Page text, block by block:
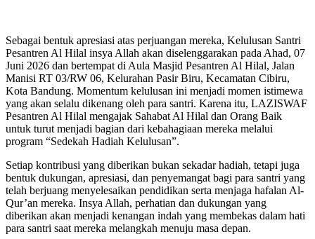
Sebagai bentuk apresiasi atas perjuangan mereka, Kelulusan Santri
Pesantren Al Hilal insya Allah akan diselenggarakan pada Ahad, 07
Juni 2026 dan bertempat di Aula Masjid Pesantren Al Hilal, Jalan
Manisi RT 03/RW 06, Kelurahan Pasir Biru, Kecamatan Cibiru,
Kota Bandung. Momentum kelulusan ini menjadi momen istimewa
yang akan selalu dikenang oleh para santri. Karena itu, LAZISWAF
Pesantren Al Hilal mengajak Sahabat Al Hilal dan Orang Baik
untuk turut menjadi bagian dari kebahagiaan mereka melalui
program “Sedekah Hadiah Kelulusan”.
Setiap kontribusi yang diberikan bukan sekadar hadiah, tetapi juga
bentuk dukungan, apresiasi, dan penyemangat bagi para santri yang
telah berjuang menyelesaikan pendidikan serta menjaga hafalan Al-
Qur’an mereka. Insya Allah, perhatian dan dukungan yang
diberikan akan menjadi kenangan indah yang membekas dalam hati
para santri saat mereka melangkah menuju masa depan.